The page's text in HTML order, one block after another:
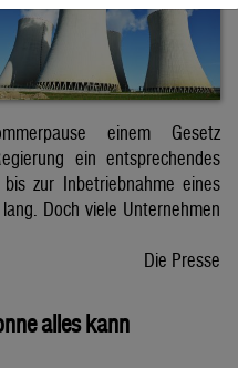
einem Gesetz
ein entsprechendes
zur Inbetriebnahme eines
Doch viele Unternehmen
Die Presse
alles kann